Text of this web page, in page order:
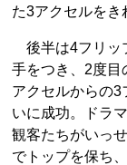
た3アクセルをき
後半は4フリッ
手をつき、2度目
アクセルからの
いに成功。ドラ
観客たちがいっ
でトップを保ち